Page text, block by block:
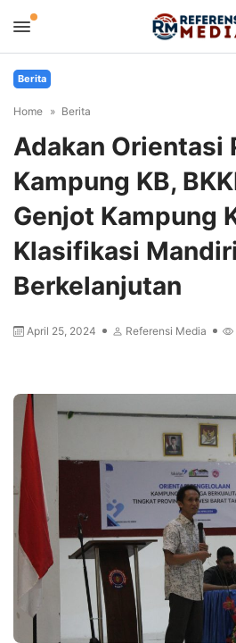
Berita
Home Berita
Adakan Orientasi
Kampung KB,
Genjot Kampung
Klasifikasi
Berkelanjutan
April 25, 2024 Referensi Media